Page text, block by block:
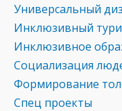
Универсальный
Инклюзивный
Инклюзивное
Социализация
Формирование
Спец проекты